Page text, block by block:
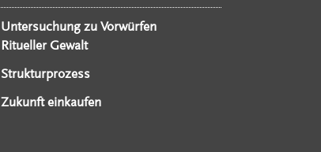
Untersuchung zu Vorwürfen
Ritueller Gewalt
Strukturprozess
Zukunft einkaufen